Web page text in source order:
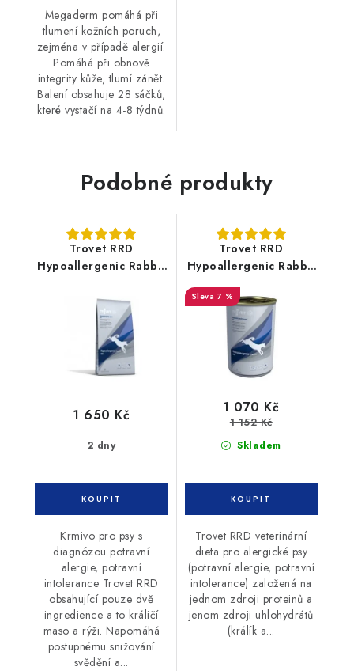
Megaderm pomáhá při
tlumení kožních poruch,
zejména v případě alergií.
Pomáhá při obnově
integrity kůže, tlumí zánět.
Balení obsahuje 28 sáčků,
které vystačí na 4-8 týdnů.
Podobné produkty
Trovet RRD
Hypoallergenic Rabbit
2 dny
1 650 Kč
Krmivo pro psy s
diagnózou potravní
alergie, potravní
intolerance Trovet RRD
obsahující pouze dvě
ingredience a to králičí
maso a rýži. Napomáhá
postupnému snižování
svědění a...
Trovet RRD
Hypoallergenic Rabbit
pes
7 %
Skladem
1 070 Kč
1 152 Kč
Trovet RRD veterinární
dieta pro alergické psy
(potravní alergie, potravní
intolerance) založená na
jednom zdroji proteinů a
jenom zdroji uhlohydrátů
(králík a...